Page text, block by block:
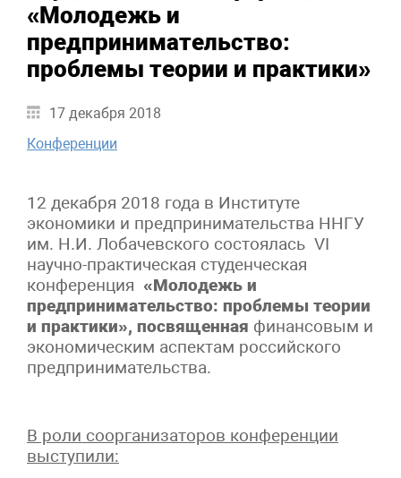
«Молодежь и
предпринимательство:
проблемы теории и практики»
17 декабря 2018
Конференции
12 декабря 2018 года в Институте
экономики и предпринимательства ННГУ
им. Н.И. Лобачевского состоялась VI
научно-практическая студенческая
конференция «Молодежь и
предпринимательство: проблемы теории
и практики», посвященная финансовым и
экономическим аспектам российского
предпринимательства.
В роли соорганизаторов конференции
выступили: